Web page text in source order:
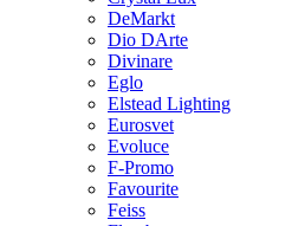
DeMarkt
Dio DArte
Divinare
Eglo
Elstead Lighting
Eurosvet
Evoluce
F-Promo
Favourite
Feiss